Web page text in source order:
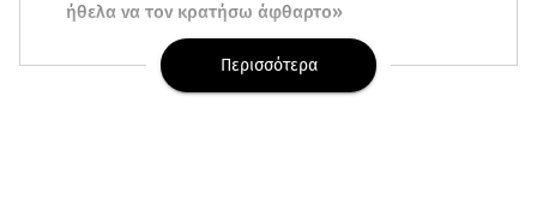
ήθελα να τον κρατήσω άφθαρτο»
K-beauty blush: Τα viral ρουζ που υπόσχονται το
Περισσότερα